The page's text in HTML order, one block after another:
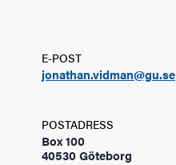
E-POST
jonathan.vidman@gu.se
POSTADRESS
Box 100
40530 Göteborg